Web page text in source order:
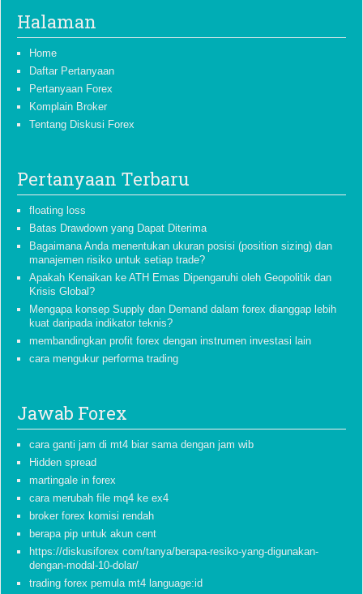
Halaman
Home
Daftar Pertanyaan
Pertanyaan Forex
Komplain Broker
Tentang Diskusi Forex
Pertanyaan Terbaru
floating loss
Batas Drawdown yang Dapat Diterima
Bagaimana Anda menentukan ukuran posisi (position sizing) dan
manajemen risiko untuk setiap trade?
Apakah Kenaikan ke ATH Emas Dipengaruhi oleh Geopolitik dan
Krisis Global?
Mengapa konsep Supply dan Demand dalam forex dianggap lebih
kuat daripada indikator teknis?
membandingkan profit forex dengan instrumen investasi lain
cara mengukur performa trading
Jawab Forex
cara ganti jam di mt4 biar sama dengan jam wib
Hidden spread
martingale in forex
cara merubah file mq4 ke ex4
broker forex komisi rendah
berapa pip untuk akun cent
https://diskusiforex com/tanya/berapa-resiko-yang-digunakan-
dengan-modal-10-dolar/
trading forex pemula mt4 language:id